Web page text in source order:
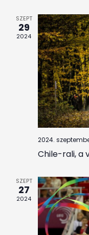
SZEPT
29
2024
2024.
Chile-rali, a
SZEPT
27
2024